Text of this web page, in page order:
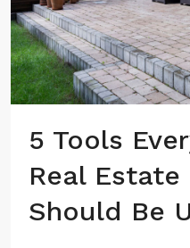
5 Tools
Real
Should Be